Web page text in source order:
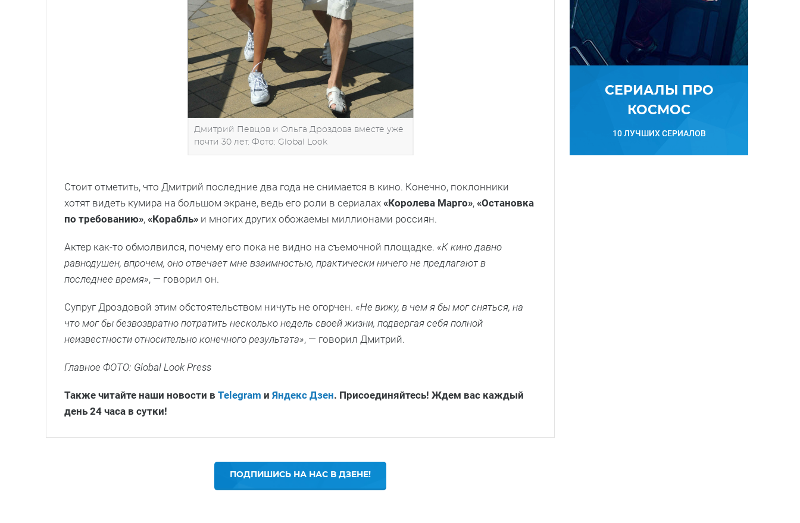
Дмитрий Певцов и Ольга Дроздова вместе уже
почти 30 лет. Фото: Global Look
Стоит отметить, что Дмитрий последние два года не снимается в кино. Конечно, поклонники
хотят видеть кумира на большом экране, ведь его роли в сериалах «Королева Марго», «Остановка
по требованию», «Корабль» и многих других обожаемы миллионами россиян.
Актер как-то обмолвился, почему его пока не видно на съемочной площадке. «К кино давно
равнодушен, впрочем, оно отвечает мне взаимностью, практически ничего не предлагают в
последнее время», — говорил он.
Супруг Дроздовой этим обстоятельством ничуть не огорчен. «Не вижу, в чем я бы мог сняться, на
что мог бы безвозвратно потратить несколько недель своей жизни, подвергая себя полной
неизвестности относительно конечного результата», — говорил Дмитрий.
Главное ФОТО: Global Look Press
Также читайте наши новости в Telegram и Яндекс Дзен. Присоединяйтесь! Ждем вас каждый
день 24 часа в сутки!
ПОДПИШИСЬ НА НАС В ДЗЕНЕ!
СЕРИАЛЫ ПРО
КОСМОС
10 ЛУЧШИХ СЕРИАЛОВ